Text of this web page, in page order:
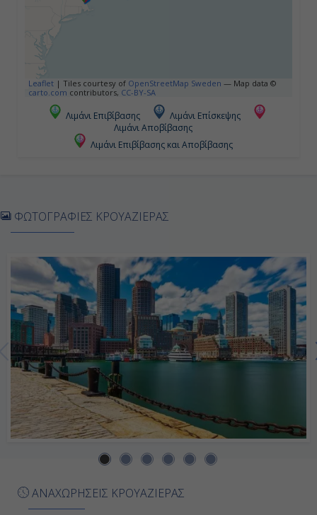
Σίδνεϋ (Νόβα Σκότια), Καναδάς
08:00
-
Ημέρα 7η
Μπαρ Χάρμπορ, Η.Π.Α.
Leaflet | Tiles courtesy of OpenStreetMap Sweden — Map data ©
carto.com contributors, CC-BY-SA
Λιμάνι Επιβίβασης
Λιμάνι Επίσκεψης
Λιμάνι Αποβίβασης
Λιμάνι Επιβίβασης και Αποβίβασης
ΑΝΑΧΩΡΗΣΕΙΣ ΚΡΟΥΑΖΙΕΡΑΣ
ΦΩΤΟΓΡΑΦΙΕΣ ΚΡΟΥΑΖΙΕΡΑΣ